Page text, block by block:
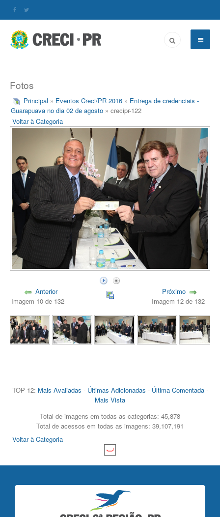
Fotos
Principal » Eventos Creci/PR 2016 » Entrega de credenciais -
Guarapuava no dia 02 de agosto » crecipr-122
Voltar à Categoria
Anterior
Imagem 10 de 132
Próximo
Imagem 12 de 132
TOP 12: Mais Avaliadas - Últimas Adicionadas - Última Comentada-
Mais Vista
Total de imagens em todas as categorias: 45,878
Total de acessos em todas as imagens: 39,107,191
Voltar à Categoria